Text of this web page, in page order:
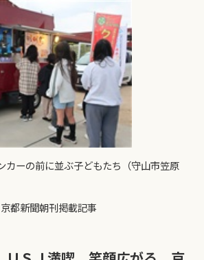
カーの前に並ぶ子どもたち（守山市笠原
都新聞朝刊掲載記事